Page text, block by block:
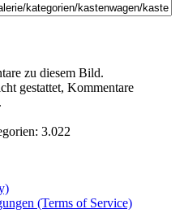
zu diesem Bild.
gestattet, Kommentare
3.022
(Terms of Service)